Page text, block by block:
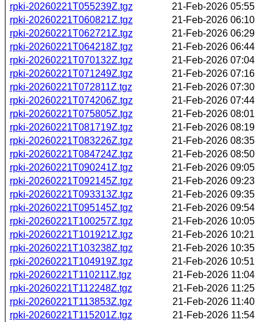
rpki-20260221T055239Z.tgz
21-Feb-2026 05:55
rpki-20260221T060821Z.tgz
21-Feb-2026 06:10
rpki-20260221T062721Z.tgz
21-Feb-2026 06:29
rpki-20260221T064218Z.tgz
21-Feb-2026 06:44
rpki-20260221T070132Z.tgz
21-Feb-2026 07:04
rpki-20260221T071249Z.tgz
21-Feb-2026 07:16
rpki-20260221T072811Z.tgz
21-Feb-2026 07:30
rpki-20260221T074206Z.tgz
21-Feb-2026 07:44
rpki-20260221T075805Z.tgz
21-Feb-2026 08:01
rpki-20260221T081719Z.tgz
21-Feb-2026 08:19
rpki-20260221T083226Z.tgz
21-Feb-2026 08:35
rpki-20260221T084724Z.tgz
21-Feb-2026 08:50
rpki-20260221T090241Z.tgz
21-Feb-2026 09:05
rpki-20260221T092145Z.tgz
21-Feb-2026 09:23
rpki-20260221T093313Z.tgz
21-Feb-2026 09:35
rpki-20260221T095145Z.tgz
21-Feb-2026 09:54
rpki-20260221T100257Z.tgz
21-Feb-2026 10:05
rpki-20260221T101921Z.tgz
21-Feb-2026 10:21
rpki-20260221T103238Z.tgz
21-Feb-2026 10:35
rpki-20260221T104919Z.tgz
21-Feb-2026 10:51
rpki-20260221T110211Z.tgz
21-Feb-2026 11:04
rpki-20260221T112248Z.tgz
21-Feb-2026 11:25
rpki-20260221T113853Z.tgz
21-Feb-2026 11:40
rpki-20260221T115201Z.tgz
21-Feb-2026 11:54